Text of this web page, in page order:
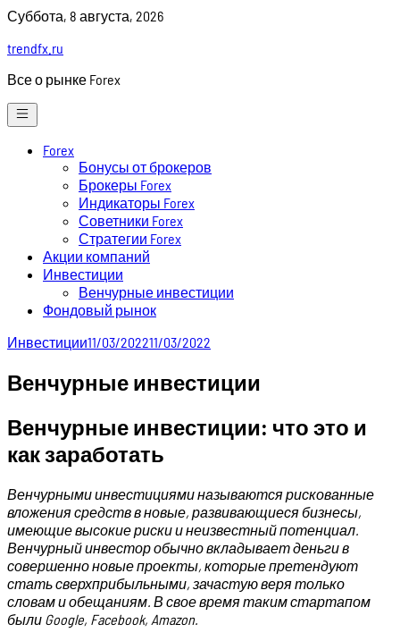
Skip
content
Суббота, 8 августа, 2026
trendfx.ru
Все о рынке Forex
Forex
Бонусы от брокеров
Брокеры Forex
Индикаторы Forex
Советники Forex
Стратегии Forex
Акции компаний
Инвестиции
Венчурные инвестиции
Фондовый рынок
Инвестиции11/03/202211/03/2022
Венчурные инвестиции
Венчурные инвестиции: что это и
как заработать
Венчурными инвестициями называются рискованные
вложения средств в новые, развивающиеся бизнесы,
имеющие высокие риски и неизвестный потенциал.
Венчурный инвестор обычно вкладывает деньги в
совершенно новые проекты, которые претендуют
стать сверхприбыльными, зачастую веря только
словам и обещаниям. В свое время таким стартапом
были Google, Facebook, Amazon.